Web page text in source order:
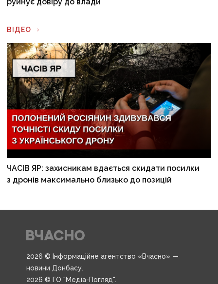
ВІДЕО
ЧАСІВ ЯР: захисникам вдається скидати посилки
з дронів максимально близько до позицій
2026 © Інформаційне агентство «Вчасно» —
новини Донбасу.
2026 © ГО "Медіа-Погляд".